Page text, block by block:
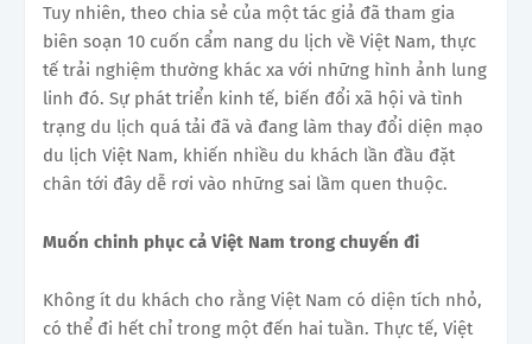
Tuy nhiên, theo chia sẻ của một tác giả đã tham gia
biên soạn 10 cuốn cẩm nang du lịch về Việt Nam, thực
tế trải nghiệm thường khác xa với những hình ảnh lung
linh đó. Sự phát triển kinh tế, biến đổi xã hội và tình
trạng du lịch quá tải đã và đang làm thay đổi diện mạo
du lịch Việt Nam, khiến nhiều du khách lần đầu đặt
chân tới đây dễ rơi vào những sai lầm quen thuộc.
Muốn chinh phục cả Việt Nam trong chuyến đi
Không ít du khách cho rằng Việt Nam có diện tích nhỏ,
có thể đi hết chỉ trong một đến hai tuần. Thực tế, Việt